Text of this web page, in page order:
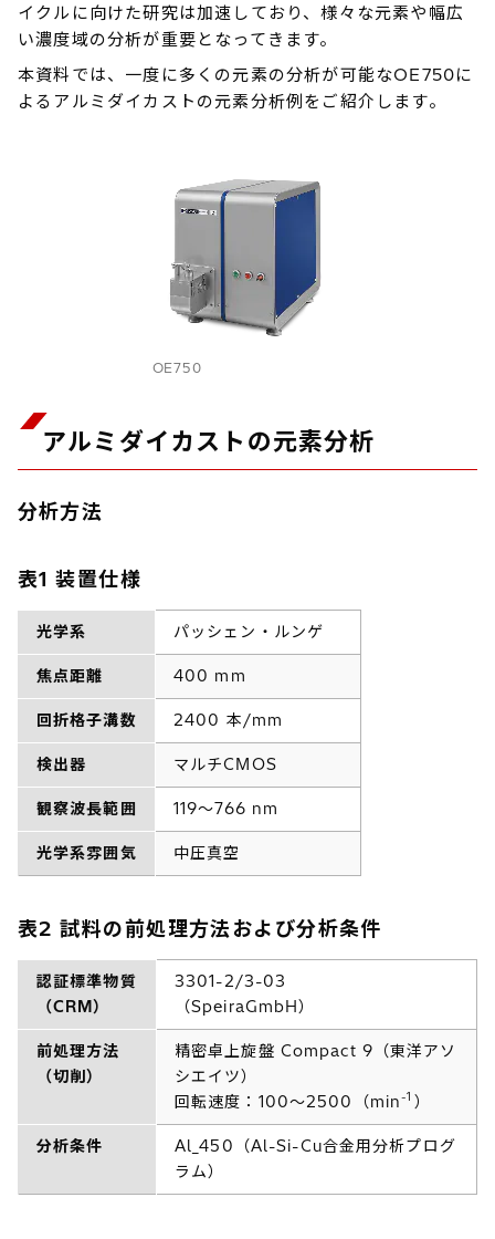
イクルに向けた研究は加速しており、様々な元素や幅広
い濃度域の分析が重要となってきます。
本資料では、一度に多くの元素の分析が可能なOE750に
よるアルミダイカストの元素分析例をご紹介します。
OE750
アルミダイカストの元素分析
分析方法
表1 装置仕様
光学系 パッシェン・ルンゲ
焦点距離 400 mm
回折格子溝数 2400 本/mm
検出器 マルチCMOS
観察波長範囲 119～766 nm
光学系雰囲気 中圧真空
表2 試料の前処理方法および分析条件
認証標準物質
（CRM）
3301-2/3-03
（SpeiraGmbH）
前処理方法
（切削）
精密卓上旋盤 Compact 9（東洋アソ
シエイツ）
回転速度：100～2500（min-1 ）
分析条件
Al_450（Al-Si-Cu合金用分析プログ
ラム）